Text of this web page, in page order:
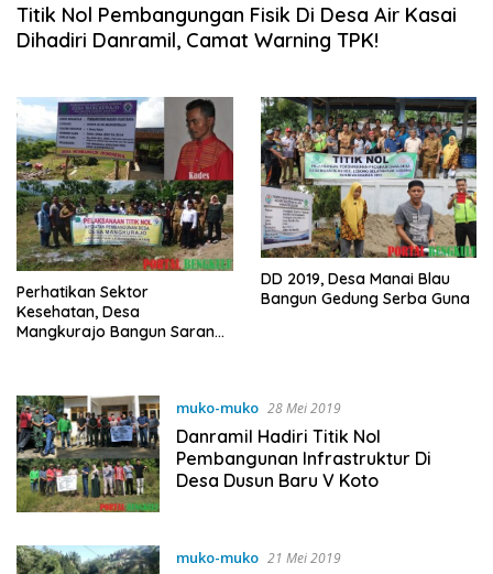
Titik Nol Pembangungan Fisik Di Desa Air Kasai
Dihadiri Danramil, Camat Warning TPK!
Perhatikan Sektor
Kesehatan, Desa
Mangkurajo Bangun Sarana
DD 2019, Desa Manai Blau
Bangun Gedung Serba Guna
muko-muko 28 Mei 2019
Danramil Hadiri Titik Nol
Pembangunan Infrastruktur Di
Desa Dusun Baru V Koto
muko-muko 21 Mei 2019